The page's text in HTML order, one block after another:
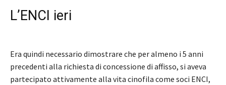
L’ENCI ieri
Era quindi necessario dimostrare che per almeno i 5 anni
precedenti alla richiesta di concessione di affisso, si aveva
partecipato attivamente alla vita cinofila come soci ENCI,